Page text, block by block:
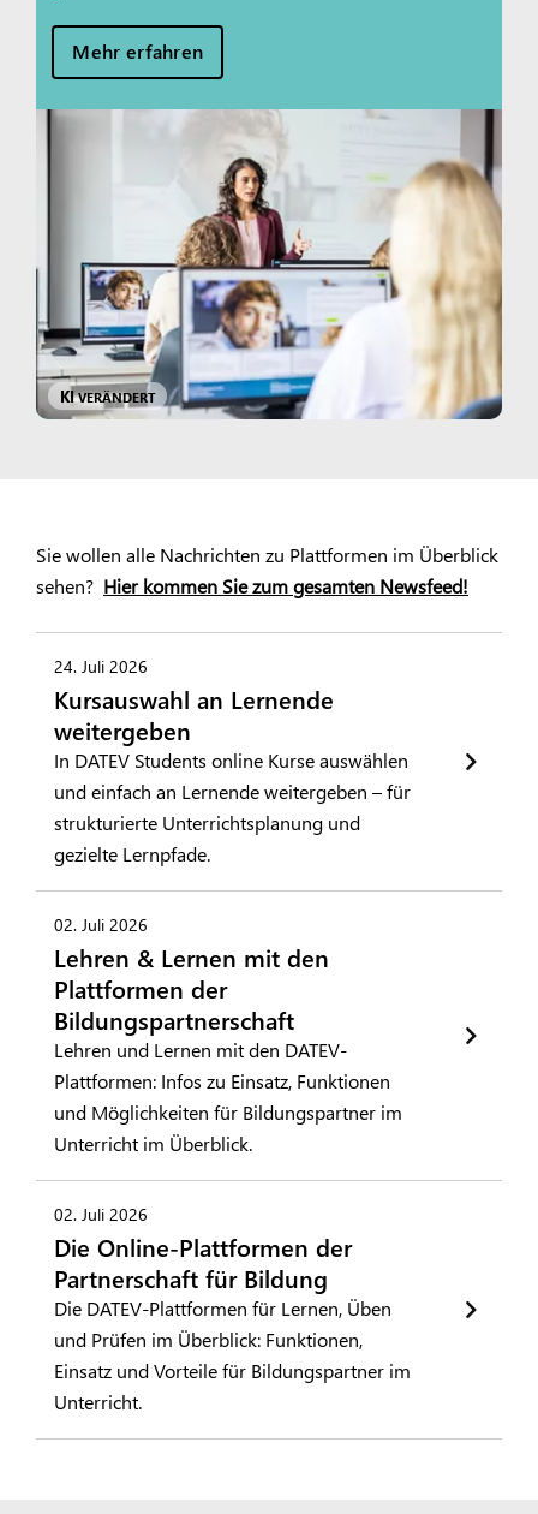
Mehr erfahren
KIVERÄNDERT
Sie wollen alle Nachrichten zu Plattformen im Überblick
sehen? Hier kommen Sie zum gesamten Newsfeed!
24. Juli 2026
Kursauswahl an Lernende
weitergeben
In DATEV Students online Kurse auswählen
und einfach an Lernende weitergeben – für
strukturierte Unterrichtsplanung und
gezielte Lernpfade.
02. Juli 2026
Lehren & Lernen mit den
Plattformen der
Bildungspartnerschaft
Lehren und Lernen mit den DATEV-
Plattformen: Infos zu Einsatz, Funktionen
und Möglichkeiten für Bildungspartner im
Unterricht im Überblick.
02. Juli 2026
Die Online-Plattformen der
Partnerschaft für Bildung
Die DATEV-Plattformen für Lernen, Üben
und Prüfen im Überblick: Funktionen,
Einsatz und Vorteile für Bildungspartner im
Unterricht.